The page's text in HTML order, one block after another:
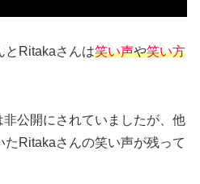
とRitakaさんは笑い声や笑い方
公開にされていましたが、他
Ritakaさんの笑い声が残って